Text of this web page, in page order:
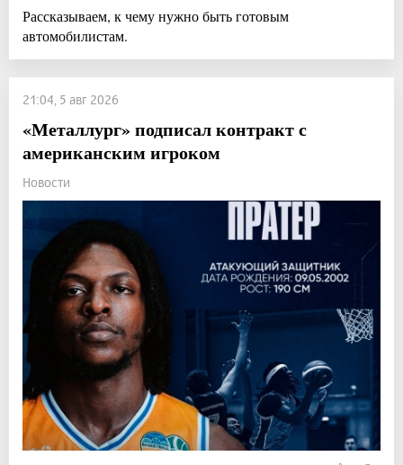
Рассказываем, к чему нужно быть готовым
автомобилистам.
21:04, 5 авг 2026
«Металлург» подписал контракт с
американским игроком
Новости